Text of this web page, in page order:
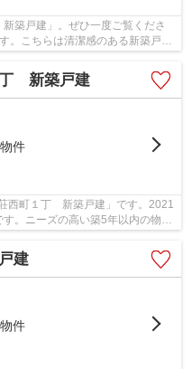
築戸建」。ぜひ一度ご覧くださ
。こちらは清潔感のある新築戸建
丁 新築戸建
件
西町１丁 新築戸建」です。2021
。ニーズの高い築5年以内の物件
建
件